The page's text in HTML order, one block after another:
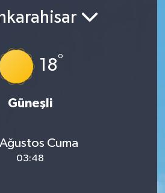
18°
Güneşli
Cuma
03:48